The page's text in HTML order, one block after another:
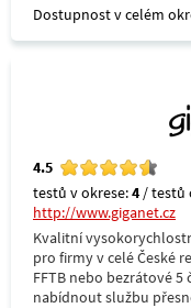
Dostupnost v celém
4.5
testů v okrese:4 / testů
http://www.giganet.cz
Kvalitní
pro firmy v celé České
FFTB nebo bezrátové 5
nabídnout službu